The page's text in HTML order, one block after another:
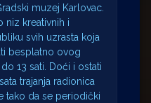
muzej Karlovac.
niz kreativnih i
svih uzrasta koja
besplatno ovog
13 sati. Doći i ostati
trajanja radionica
tako da se periodički